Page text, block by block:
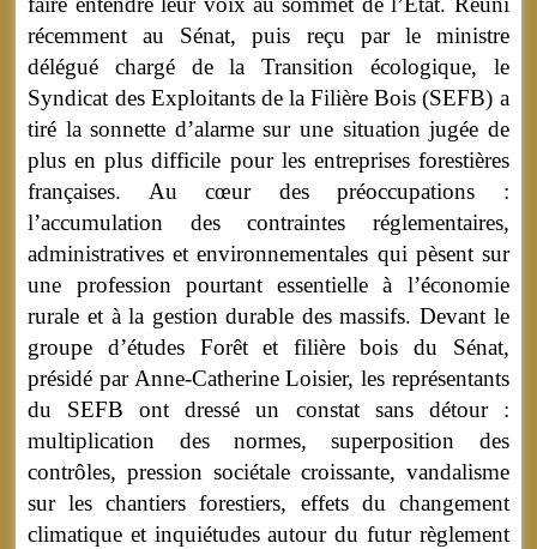
récemment au Sénat, puis reçu par le ministre
délégué chargé de la Transition écologique, le
Syndicat des Exploitants de la Filière Bois (SEFB) a
tiré la sonnette d’alarme sur une situation jugée de
plus en plus difficile pour les entreprises forestières
françaises. Au cœur des préoccupations :
l’accumulation des contraintes réglementaires,
administratives et environnementales qui pèsent sur
une profession pourtant essentielle à l’économie
rurale et à la gestion durable des massifs. Devant le
groupe d’études Forêt et filière bois du Sénat,
présidé par Anne-Catherine Loisier, les représentants
du SEFB ont dressé un constat sans détour :
multiplication des normes, superposition des
contrôles, pression sociétale croissante, vandalisme
sur les chantiers forestiers, effets du changement
climatique et inquiétudes autour du futur règlement